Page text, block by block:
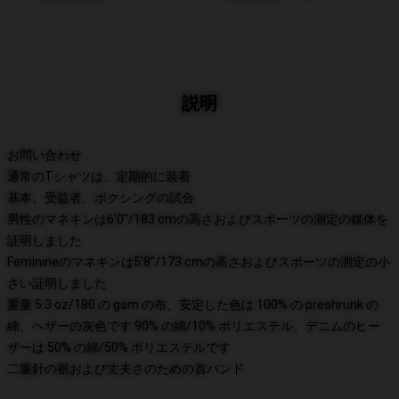
説明
お問い合わせ
通常のTシャツは、定期的に装着
基本、受益者、ボクシングの試合
男性のマネキンは6'0"/183 cmの高さおよびスポーツの測定の媒体を
証明しました
Feminineのマネキンは5'8"/173 cmの高さおよびスポーツの測定の小
さい証明しました
重量 5.3 oz/180 の gsm の布、安定した色は 100% の preshrunk の
綿、ヘザーの灰色です 90% の綿/10% ポリエステル、デニムのヒー
ザーは 50% の綿/50% ポリエステルです
二重針の裾および丈夫さのための首バンド